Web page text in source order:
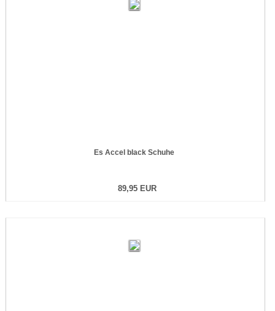
Es Accel black Schuhe
89,95 EUR